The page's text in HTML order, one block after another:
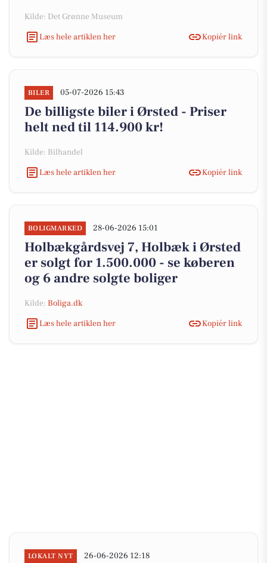
Kilde: Det Grønne Museum
Læs hele artiklen her
Kopiér link
BILER 05-07-2026 15:43
De billigste biler i Ørsted - Priser
helt ned til 114.900 kr!
Kilde: Bilhandel
Læs hele artiklen her
Kopiér link
BOLIGMARKED 28-06-2026 15:01
Holbækgårdsvej 7, Holbæk i Ørsted
er solgt for 1.500.000 - se køberen
og 6 andre solgte boliger
Kilde: Boliga.dk
Læs hele artiklen her
Kopiér link
LOKALT NYT 26-06-2026 12:18